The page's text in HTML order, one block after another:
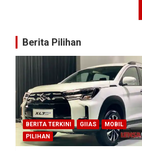
Berita Pilihan
BERITA TERKINI GIIAS
MOBIL
PILIHAN